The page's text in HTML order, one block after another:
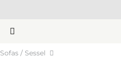
Sofas / Sessel